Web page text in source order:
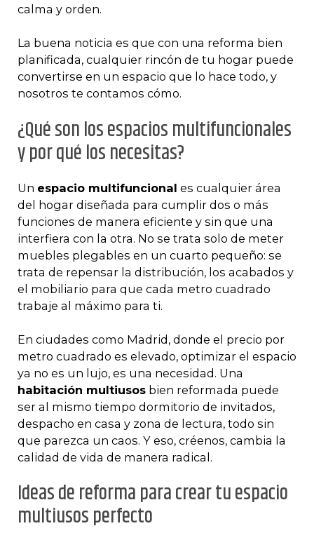
calma y orden.
La buena noticia es que con una reforma bien
planificada, cualquier rincón de tu hogar puede
convertirse en un espacio que lo hace todo, y
nosotros te contamos cómo.
¿Qué son los espacios multifuncionales
y por qué los necesitas?
Un espacio multifuncional es cualquier área
del hogar diseñada para cumplir dos o más
funciones de manera eficiente y sin que una
interfiera con la otra. No se trata solo de meter
muebles plegables en un cuarto pequeño: se
trata de repensar la distribución, los acabados y
el mobiliario para que cada metro cuadrado
trabaje al máximo para ti.
En ciudades como Madrid, donde el precio por
metro cuadrado es elevado, optimizar el espacio
ya no es un lujo, es una necesidad. Una
habitación multiusos bien reformada puede
ser al mismo tiempo dormitorio de invitados,
despacho en casa y zona de lectura, todo sin
que parezca un caos. Y eso, créenos, cambia la
calidad de vida de manera radical.
Ideas de reforma para crear tu espacio
multiusos perfecto